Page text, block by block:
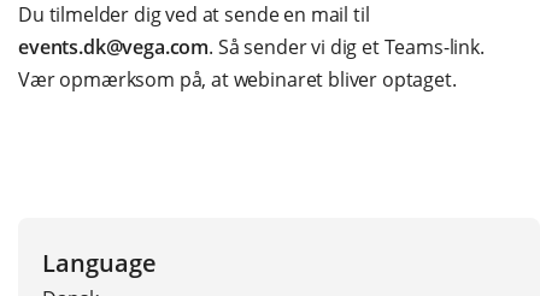
Du tilmelder dig ved at sende en mail til
events.dk@vega.com. Så sender vi dig et Teams-link.
Vær opmærksom på, at webinaret bliver optaget.
Language